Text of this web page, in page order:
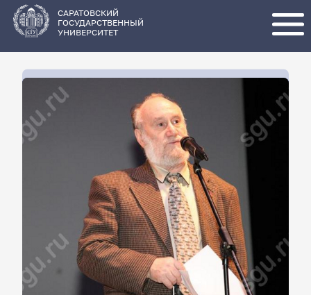
основному
содержанию
САРАТОВСКИЙ
ГОСУДАРСТВЕННЫЙ
УНИВЕРСИТЕТ